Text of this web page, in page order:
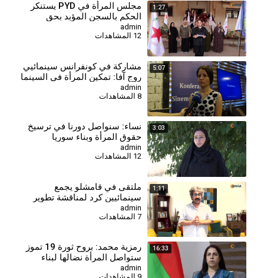
1:27
مجلس المرأة في PYD يستنكر
الحكم بالسجن المؤبد بحق
المقاتلة جيجك كوباني
admin
12 المشاهدات
5:07
مشارِكة في كونفرانس سينمائيي
روج آفا: تمكين المرأة في السينما
هدفنا الأول
admin
8 المشاهدات
3:03
⁣نساء: سنواصل دورنا في ترسيخ
حقوق المرأة وبناء سوريا
الديمقراطية
admin
12 المشاهدات
1:11
⁣ملتقى في قامشلو يجمع
سينمائيين كرد لمناقشة تطوير
القطاع السينمائي
admin
7 المشاهدات
16:33
⁣رمزية محمد: بروح ثورة 19 تموز
ستواصل المرأة نضالها لبناء
سوريا المستقبل
admin